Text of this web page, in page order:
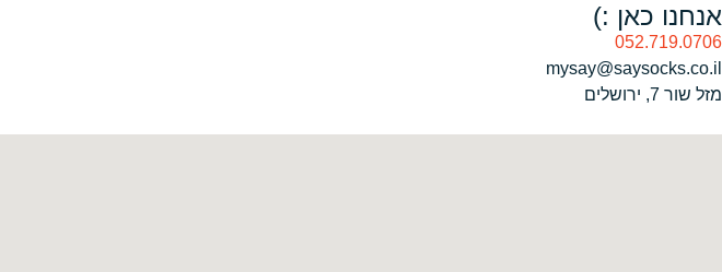
אנחנו כאן :)
052.719.0706
mysay@saysocks.co.il‏
מזל שור 7, ירושלים